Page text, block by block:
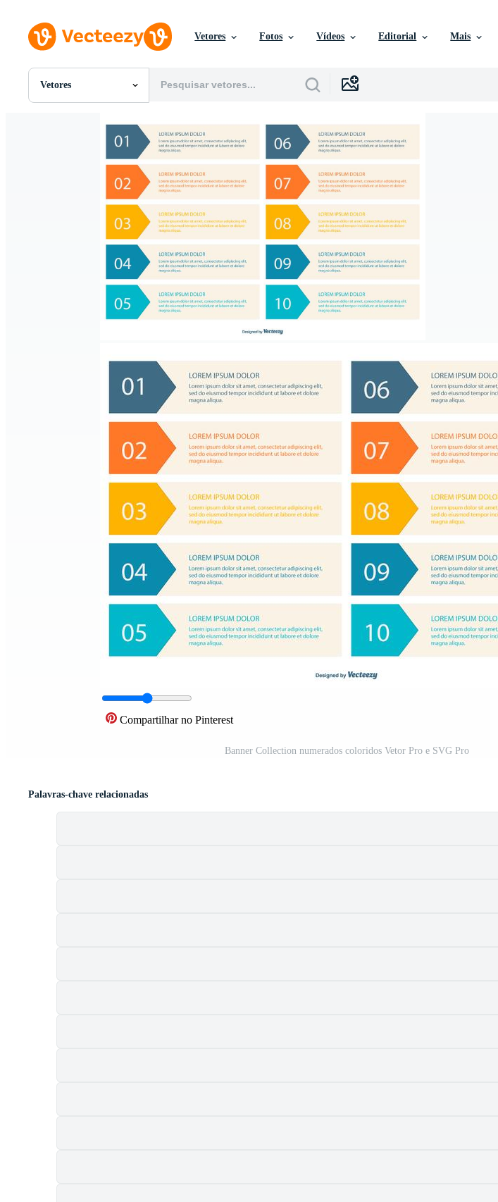
Vetores Fotos Vídeos Editorial Mais
Vetores
Todas Imagens
Motion graphics
Imagens Editoriais
Eventos Editoriais
Compartilhar no Pinterest
Banner Collection numerados coloridos Vetor Pro e SVG Pro
Palavras-chave relacionadas